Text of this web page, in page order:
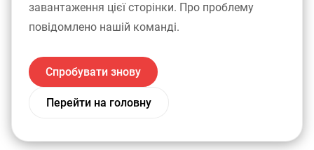
завантаження цієї сторінки. Про проблему
повідомлено нашій команді.
Спробувати знову
Перейти на головну